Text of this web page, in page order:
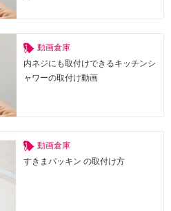
動画倉庫
内ネジにも取付けできるキッチンシ
ャワーの取付け動画
動画倉庫
すきまパッキン の取付け方